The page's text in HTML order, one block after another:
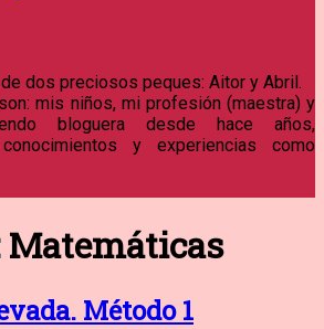
dos preciosos peques: Aitor y Abril.
mis niños, mi profesión (maestra) y
bloguera desde hace años,
y experiencias como
Matemáticas
Método 1